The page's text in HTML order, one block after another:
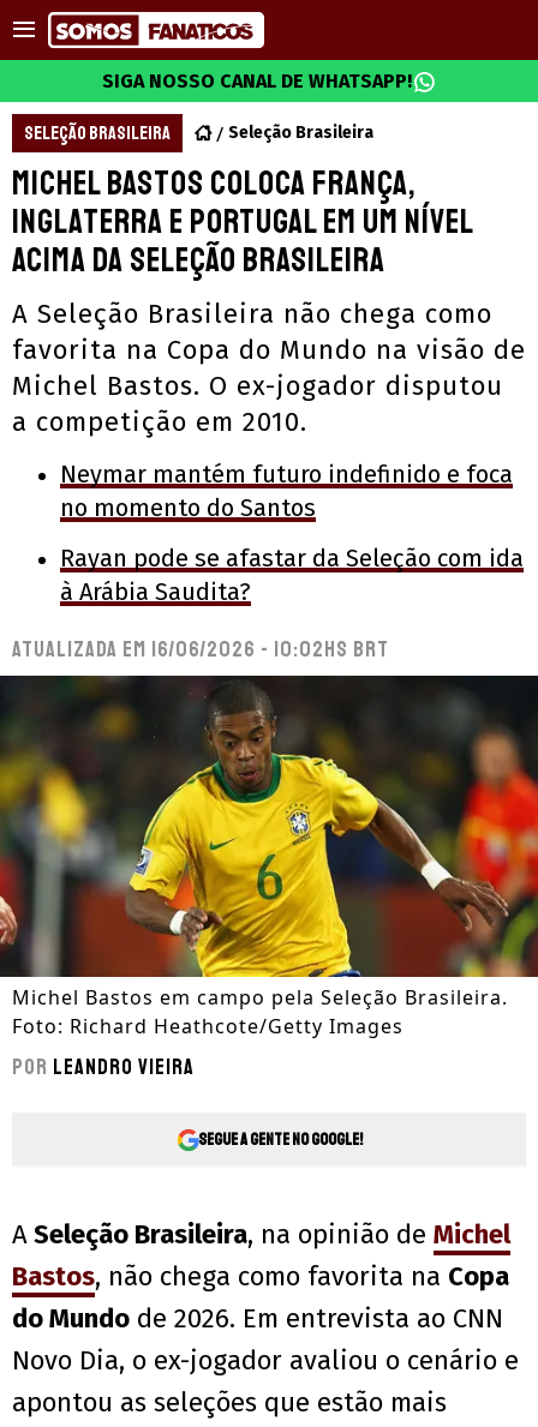
SIGA NOSSO CANAL DE WHATSAPP!
SELEÇÃO BRASILEIRA Seleção Brasileira
Michel Bastos coloca França,
Inglaterra e Portugal em um nível
acima da Seleção Brasileira
A Seleção Brasileira não chega como
favorita na Copa do Mundo na visão de
Michel Bastos. O ex-jogador disputou
a competição em 2010.
Neymar mantém futuro indefinido e foca
no momento do Santos
Rayan pode se afastar da Seleção com ida
à Arábia Saudita?
Atualizada em 16/06/2026 - 10:02hs BRT
Michel Bastos em campo pela Seleção Brasileira.
Foto: Richard Heathcote/Getty Images
Por Leandro Vieira
Segue a gente no Google!
ASeleção Brasileira, na opinião de Michel
Bastos, não chega como favorita na Copa
do Mundo de 2026. Em entrevista ao CNN
Novo Dia, o ex-jogador avaliou o cenário e
apontou as seleções que estão mais